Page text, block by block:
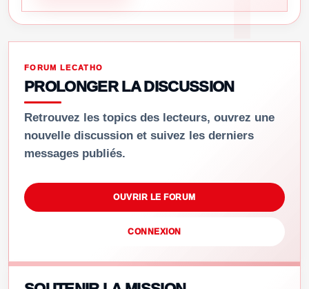
FORUM LECATHO
PROLONGER LA DISCUSSION
Retrouvez les topics des lecteurs, ouvrez une
nouvelle discussion et suivez les derniers
messages publiés.
OUVRIR LE FORUM
CONNEXION